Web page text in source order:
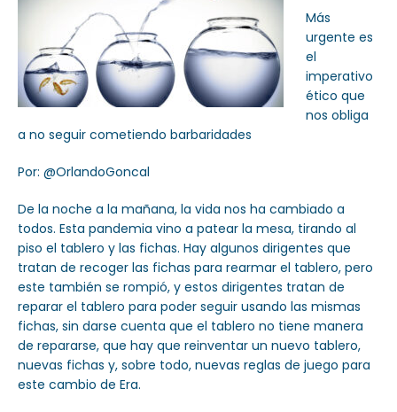
Más
urgente es
el
imperativo
ético que
nos obliga
a no seguir cometiendo barbaridades
Por: @OrlandoGoncal
De la noche a la mañana, la vida nos ha cambiado a
todos. Esta pandemia vino a patear la mesa, tirando al
piso el tablero y las fichas. Hay algunos dirigentes que
tratan de recoger las fichas para rearmar el tablero, pero
este también se rompió, y estos dirigentes tratan de
reparar el tablero para poder seguir usando las mismas
fichas, sin darse cuenta que el tablero no tiene manera
de repararse, que hay que reinventar un nuevo tablero,
nuevas fichas y, sobre todo, nuevas reglas de juego para
este cambio de Era.